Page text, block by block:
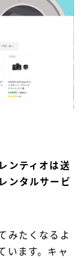
レンティオ は送
ンタルサービ
みたくなるよ
います。キャ